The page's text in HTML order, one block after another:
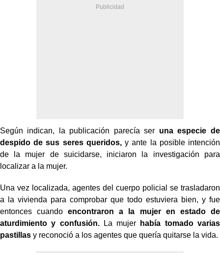
Según indican, la publicación parecía ser una especie de
despido de sus seres queridos,y ante la posible intención
de la mujer de suicidarse, iniciaron la investigación para
localizar a la mujer.
Una vez localizada, agentes del cuerpo policial se trasladaron
a la vivienda para comprobar que todo estuviera bien, y fue
entonces cuandoencontraron a la mujer en estado de
aturdimiento y confusión.La mujer
había tomado varias
pastillas y reconoció a los agentes que quería quitarse la vida.